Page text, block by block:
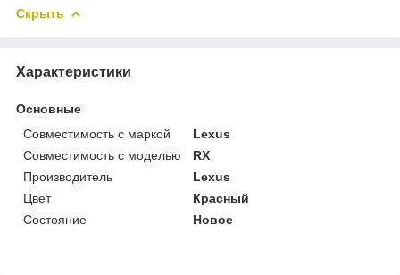
Скрыть
Характеристики
Основные
Совместимость с маркой
Lexus
Совместимость с моделью
RX
Производитель
Lexus
Цвет
Красный
Состояние
Новое